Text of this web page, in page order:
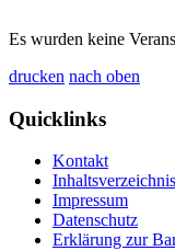
Es wurden keine
drucken nach oben
Quicklinks
Kontakt
Inhaltsverzeichnis
Impressum
Datenschutz
Erklärung zur